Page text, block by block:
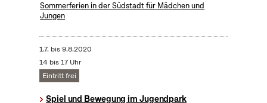
Sommerferien in der Südstadt für Mädchen und
Jungen
1.7. bis9.8.2020
14 bis 17 Uhr
Eintritt frei
Spiel und Bewegung im Jugendpark